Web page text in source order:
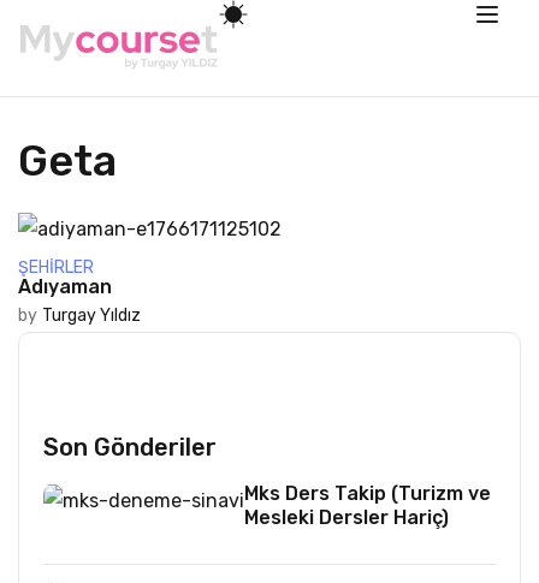
Geta
ŞEHIRLER
Adıyaman
by Turgay Yıldız
Son Gönderiler
Mks Ders Takip (Turizm ve
Mesleki Dersler Hariç)